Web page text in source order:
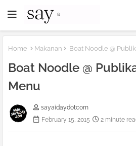
Home Makanan Boat Noodle @
Boat Noodle @
Menu
sayaidaydotcom
February 15, 2015
2 minute